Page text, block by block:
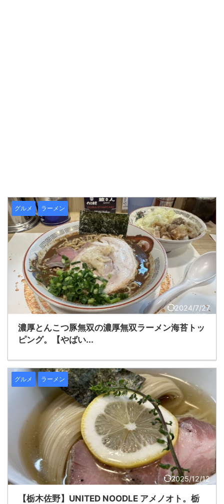
2024/7/27
グルメ ラーメン
濃厚とんこつ豚無双の濃厚無双ラーメン海苔トッ
ピング。【やばい...
2025/12/12
グルメ ラーメン
【栃木佐野】UNITED NOODLE アメノオト。栃